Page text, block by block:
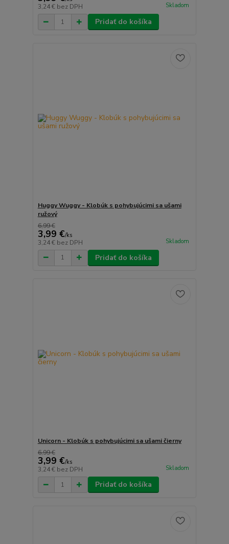
3,24 € bez DPH Skladom
Pridať do košíka
Huggy Wuggy - Klobúk s pohybujúcimi sa ušami
ružový
6,99 €
3,99 €/ks
3,24 € bez DPH Skladom
Pridať do košíka
Unicorn - Klobúk s pohybujúcimi sa ušami čierny
6,99 €
3,99 €/ks
3,24 € bez DPH Skladom
Pridať do košíka